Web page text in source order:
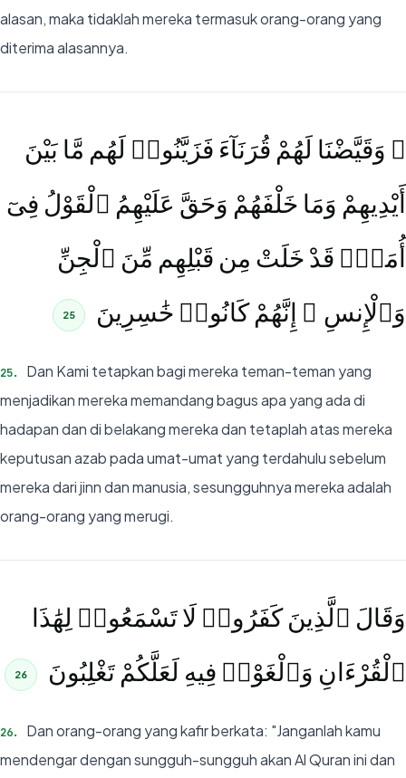
alasan, maka tidaklah mereka termasuk orang-orang yang
diterima alasannya.
۞ وَقَيَّضْنَا لَهُمْ قُرَنَآءَ فَزَيَّنُوا۟ لَهُم مَّا بَيْنَ
أَيْدِيهِمْ وَمَا خَلْفَهُمْ وَحَقَّ عَلَيْهِمُ ٱلْقَوْلُ فِىٓ
أُمَمٍۢ قَدْ خَلَتْ مِن قَبْلِهِم مِّنَ ٱلْجِنِّ
وَٱلْإِنسِ ۖ إِنَّهُمْ كَانُوا۟ خَٰسِرِينَ
25
25.
Dan Kami tetapkan bagi mereka teman-teman yang
menjadikan mereka memandang bagus apa yang ada di
hadapan dan di belakang mereka dan tetaplah atas mereka
keputusan azab pada umat-umat yang terdahulu sebelum
mereka dari jinn dan manusia, sesungguhnya mereka adalah
orang-orang yang merugi.
وَقَالَ ٱلَّذِينَ كَفَرُوا۟ لَا تَسْمَعُوا۟ لِهَٰذَا
ٱلْقُرْءَانِ وَٱلْغَوْا۟ فِيهِ لَعَلَّكُمْ تَغْلِبُونَ
26
26.
Dan orang-orang yang kafir berkata: "Janganlah kamu
mendengar dengan sungguh-sungguh akan Al Quran ini dan